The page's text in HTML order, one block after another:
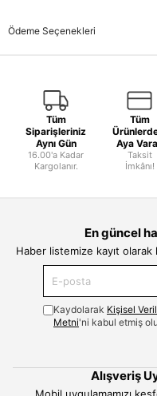
Ödeme Seçenekleri
Tüm
Siparişleriniz
Aynı Gün
16.00'a Kadar
Kargolanır.
Tüm
Aya
Taksit
İmkânı!
En güncel
Haber listemize kayıt
Kaydolarak Kişisel
Metni'ni kabul etmiş
Alışveriş
Mobil uygulamamızı